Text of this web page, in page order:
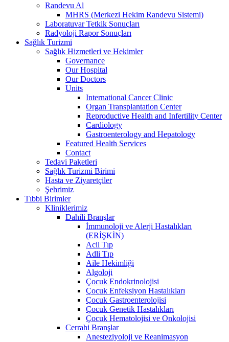
Randevu Al
MHRS (Merkezi Hekim Randevu Sistemi)
Laboratuvar Tetkik Sonuçları
Radyoloji Rapor Sonuçları
Sağlık Turizmi
Sağlık Hizmetleri ve Hekimler
Governance
Our Hospital
Our Doctors
Units
International Cancer Clinic
Organ Transplantation Center
Reproductive Health and Infertility Center
Cardiology
Gastroenterology and Hepatology
Featured Health Services
Contact
Tedavi Paketleri
Sağlık Turizmi Birimi
Hasta ve Ziyaretçiler
Şehrimiz
Tıbbi Birimler
Kliniklerimiz
Dahili Branşlar
İmmunoloji ve Alerji Hastalıkları
(ERİŞKİN)
Acil Tıp
Adli Tıp
Aile Hekimliği
Algoloji
Çocuk Endokrinolojisi
Çocuk Enfeksiyon Hastalıkları
Çocuk Gastroenterolojisi
Çocuk Genetik Hastalıkları
Çocuk Hematolojisi ve Onkolojisi
Cerrahi Branşlar
Anesteziyoloji ve Reanimasyon